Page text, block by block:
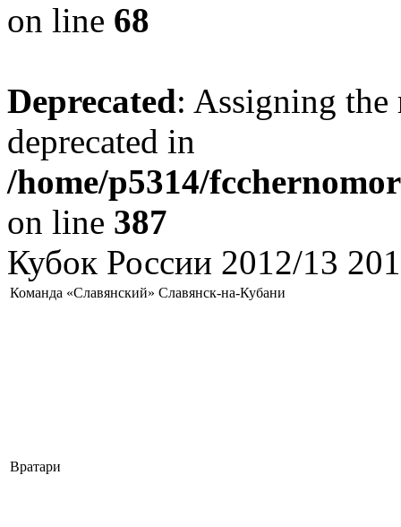
on line 68
Deprecated: Assigning the
deprecated in
/home/p5314/
on line 387
Кубок России 2012/13
Команда «Славянский» Славянск-на-Кубани
Вратари